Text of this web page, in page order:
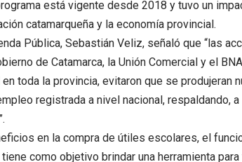
está vigente desde 2018 y tuvo un
catamarqueña y la economía provincial.
Pública, Sebastián Veliz, señaló que “las
de Catamarca, la Unión Comercial y el
toda la provincia, evitaron que se produjeran
registrada a nivel nacional, respaldando,
en la compra de útiles escolares, el
como objetivo brindar una herramienta